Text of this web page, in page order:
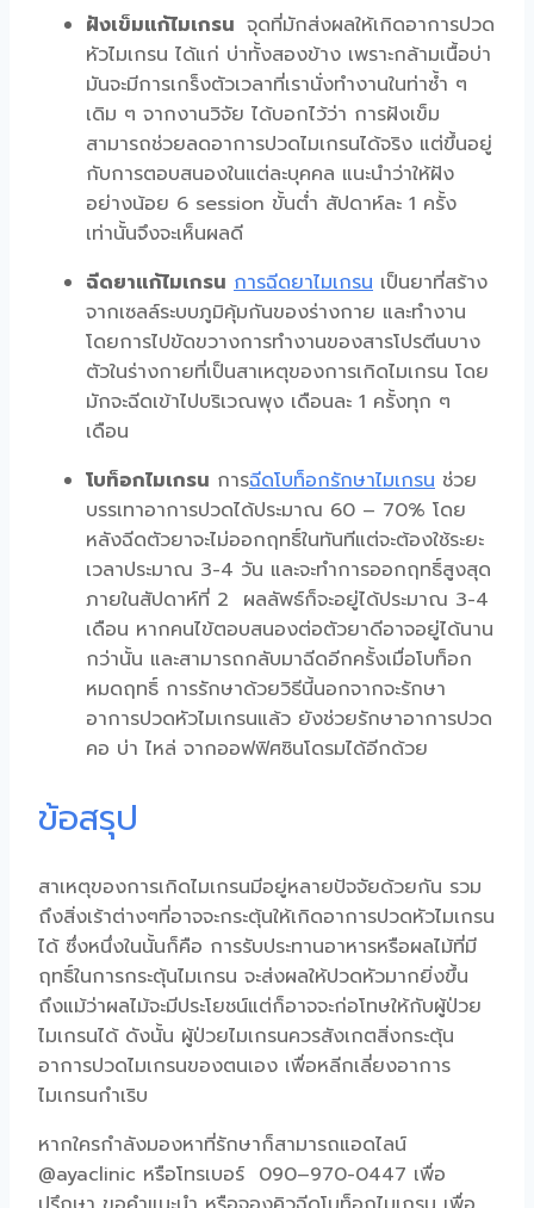
ฝังเข็มแก้ไมเกรน จุดที่มักส่งผลให้เกิดอาการปวด
หัวไมเกรน ได้แก่ บ่าทั้งสองข้าง เพราะกล้ามเนื้อบ่า
มันจะมีการเกร็งตัวเวลาที่เรานั่งทำงานในท่าซ้ำ ๆ
เดิม ๆ จากงานวิจัย ได้บอกไว้ว่า การฝังเข็ม
สามารถช่วยลดอาการปวดไมเกรนได้จริง แต่ขึ้นอยู่
กับการตอบสนองในแต่ละบุคคล แนะนำว่าให้ฝัง
อย่างน้อย 6 session ขั้นต่ำ สัปดาห์ละ 1 ครั้ง
เท่านั้นจึงจะเห็นผลดี
ฉีดยาแก้ไมเกรน การฉีดยาไมเกรน เป็นยาที่สร้าง
จากเซลล์ระบบภูมิคุ้มกันของร่างกาย และทำงาน
โดยการไปขัดขวางการทำงานของสารโปรตีนบาง
ตัวในร่างกายที่เป็นสาเหตุของการเกิดไมเกรน โดย
มักจะฉีดเข้าไปบริเวณพุง เดือนละ 1 ครั้งทุก ๆ
เดือน
โบท็อกไมเกรน การฉีดโบท็อกรักษาไมเกรน ช่วย
บรรเทาอาการปวดได้ประมาณ 60 – 70% โดย
หลังฉีดตัวยาจะไม่ออกฤทธิ์ในทันทีแต่จะต้องใช้ระยะ
เวลาประมาณ 3-4 วัน และจะทำการออกฤทธิ์สูงสุด
ภายในสัปดาห์ที่ 2 ผลลัพธ์ก็จะอยู่ได้ประมาณ 3-4
เดือน หากคนไข้ตอบสนองต่อตัวยาดีอาจอยู่ได้นาน
กว่านั้น และสามารถกลับมาฉีดอีกครั้งเมื่อโบท็อก
หมดฤทธิ์ การรักษาด้วยวิธีนี้นอกจากจะรักษา
อาการปวดหัวไมเกรนแล้ว ยังช่วยรักษาอาการปวด
คอ บ่า ไหล่ จากออฟฟิศซินโดรมได้อีกด้วย
ข้อสรุป
สาเหตุของการเกิดไมเกรนมีอยู่หลายปัจจัยด้วยกัน รวม
ถึงสิ่งเร้าต่างๆที่อาจจะกระตุ้นให้เกิดอาการปวดหัวไมเกรน
ได้ ซึ่งหนึ่งในนั้นก็คือ การรับประทานอาหารหรือผลไม้ที่มี
ฤทธิ์ในการกระตุ้นไมเกรน จะส่งผลให้ปวดหัวมากยิ่งขึ้น
ถึงแม้ว่าผลไม้จะมีประโยชน์แต่ก็อาจจะก่อโทษให้กับผู้ป่วย
ไมเกรนได้ ดังนั้น ผู้ป่วยไมเกรนควรสังเกตสิ่งกระตุ้น
อาการปวดไมเกรนของตนเอง เพื่อหลีกเลี่ยงอาการ
ไมเกรนกำเริบ
หากใครกำลังมองหาที่รักษาก็สามารถแอดไลน์
@ayaclinic หรือโทรเบอร์ 090–970-0447 เพื่อ